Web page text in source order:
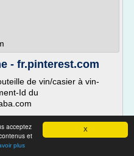
X
acceptez
et
plus
- fr.pinterest.com
de vin/casier à vin-
Id du
avec 3 fois rien
de travail sur des pieds